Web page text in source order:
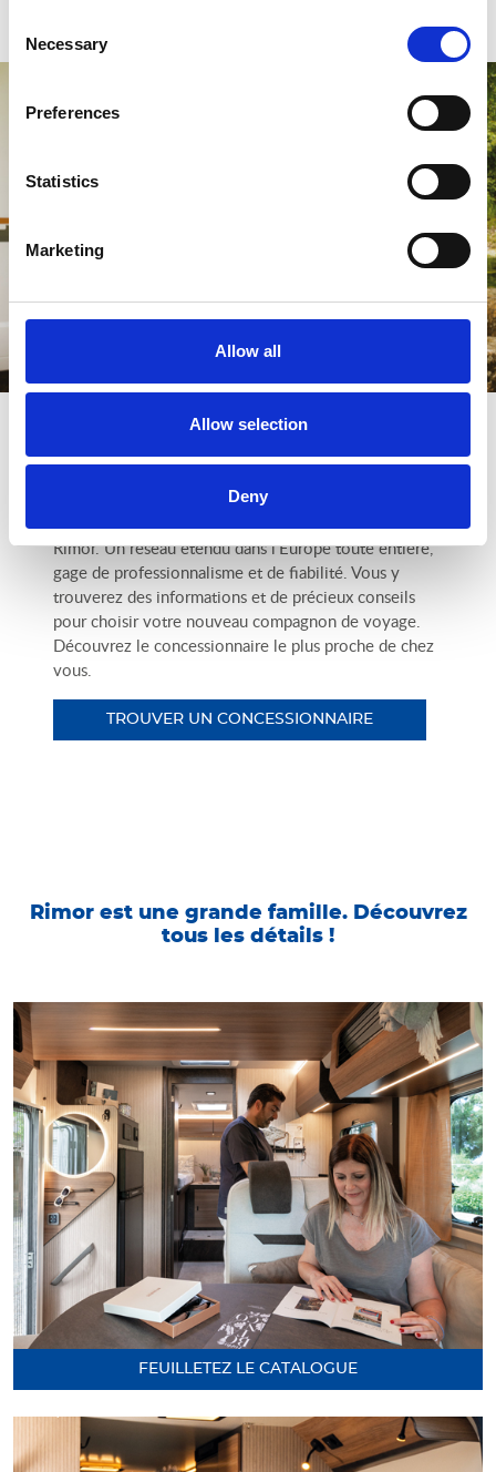
Selection
Necessary
Preferences
Statistics
Marketing
Allow all
Allow selection
Deny
Trouver un concessionnaire
Venez découvrir le véhicule qui vous convient le
Rimor. Un réseau étendu dans l’Europe toute entière,
gage de professionnalisme et de fiabilité. Vous y
trouverez des informations et de précieux conseils
pour choisir votre nouveau compagnon de voyage.
Découvrez le concessionnaire le plus proche de chez
vous.
TROUVER UN CONCESSIONNAIRE
Rimor est une grande famille. Découvrez
tous les détails !
FEUILLETEZ LE CATALOGUE